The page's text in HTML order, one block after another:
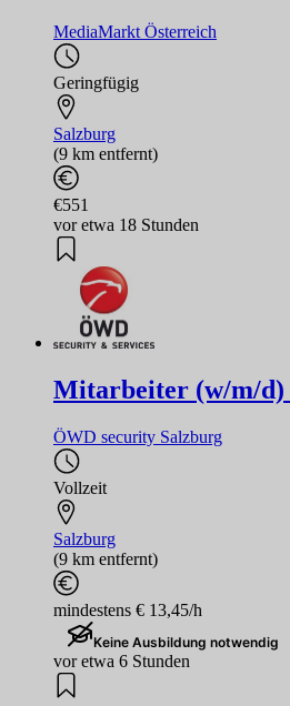
MediaMarkt Österreich
Geringfügig
Salzburg
(9 km entfernt)
€551
vor etwa 18 Stunden
Mitarbeiter (w/m/d)
ÖWD security Salzburg
Vollzeit
Salzburg
(9 km entfernt)
mindestens € 13,45/h
Keine Ausbildung notwendig
vor etwa 6 Stunden